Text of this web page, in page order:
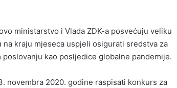
ministarstvo i Vlada ZDK-a posvećuju veliku
kraju mjeseca uspjeli osigurati sredstva za
kao posljedice globalne pandemije.
novembra 2020. godine raspisati konkurs za